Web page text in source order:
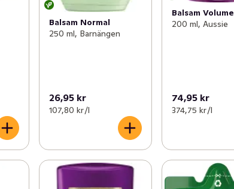
Balsam Normal
250 ml, Barnängen
26,95 kr
107,80 kr /l
Balsam Volume
200 ml, Aussie
74,95 kr
374,75 kr /l